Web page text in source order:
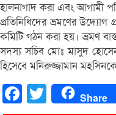
হালনাগাদ করা এবং আগামী
প্রতিনিধিদের ভ্রমণের
কমিটি গঠন করা হয়। ভ্রমণ
সদস্য সচিব মোঃ মাসুদ
হিসেবে মনিরুজ্জামান
FacebookTwitter Share